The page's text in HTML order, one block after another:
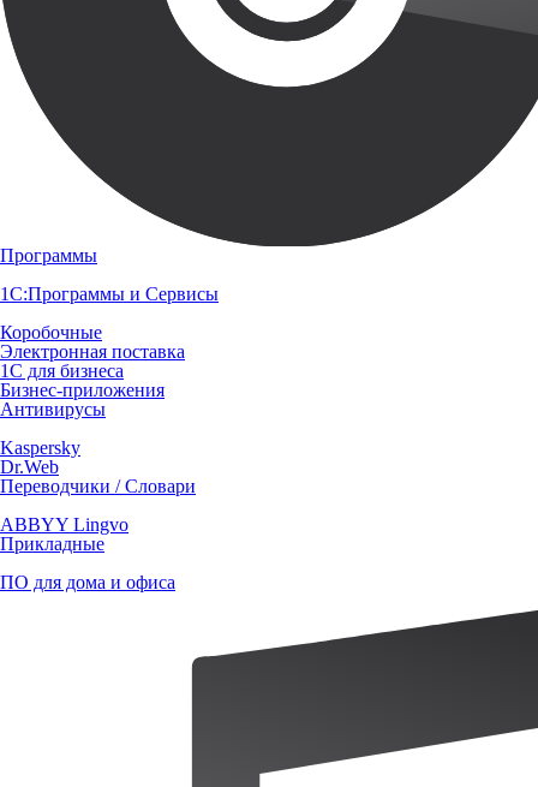
Программы
1С:Программы и Сервисы
Коробочные
Электронная поставка
1С для бизнеса
Бизнес-приложения
Антивирусы
Kaspersky
Dr.Web
Переводчики / Словари
ABBYY Lingvo
Прикладные
ПО для дома и офиса